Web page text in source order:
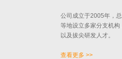
公司成立于2005年，
等地设立多家分支机构
以及拔尖研发人才。
查看更多 >>